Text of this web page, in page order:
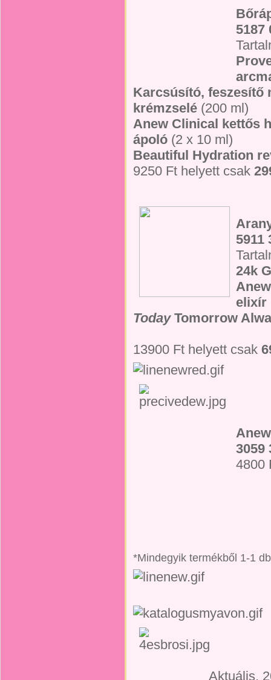
5187
Karcsúsító, feszesítő
krémzselé (200 ml)
Anew Clinical kettős
ápoló (2 x 10 ml)
Beautiful Hydration
9250 Ft helyett csak
5911
24k
elixír
TodayTomorrow
13900 Ft helyett csak
3059
4800
*Mindegyik termékből 1-1
Aktuális,